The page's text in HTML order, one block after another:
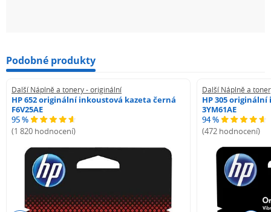
Podobné produkty
Další Náplně a tonery - originální
HP 652 originální inkoustová kazeta černá
F6V25AE
95 %
(1 820 hodnocení)
Další Náplně a
HP 305
3YM61AE
94 %
(472 hodnocení)